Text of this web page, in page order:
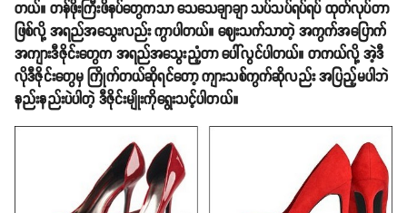
တယ်။ တန်ဖိုးကြီးဖိနပ်တွေကသာ သေသေချာချာ သပ်သပ်ရပ်ရပ် ထုတ်လုပ်တာ
ဖြစ်လို့ အရည်အသွေးလည်း ကွာပါတယ်။ ဈေးသက်သာတဲ့ အကွက်အပြောက်
အကျားဒီဇိုင်းတွေက အရည်အသွေးညံ့တာ ပေါ်လွင်ပါတယ်။ တကယ်လို့ အဲ့ဒီ
လိုဒီဇိုင်းတွေမှ ကြိုက်တယ်ဆိုရင်တော့ ကျားသစ်ကွက်ဆိုလည်း အပြည့်မပါဘဲ
နည်းနည်းပဲပါတဲ့ ဒီဇိုင်းမျိုးကိုရွေးသင့်ပါတယ်။